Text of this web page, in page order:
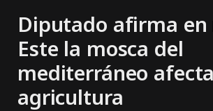
Diputado afirma en
Este la mosca del
mediterráneo
agricultura